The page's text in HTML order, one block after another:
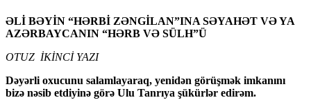
ƏLİ BƏYİN “HƏRBİ ZƏNGİLAN”INA SƏYAHƏT VƏ YA
AZƏRBAYCANIN “HƏRB VƏ SÜLH”Ü
OTUZ İKİNCİ YAZI
Dəyərli oxucunu salamlayaraq, yenidən görüşmək imkanını
bizə nəsib etdiyinə görə Ulu Tanrıya şükürlər edirəm.